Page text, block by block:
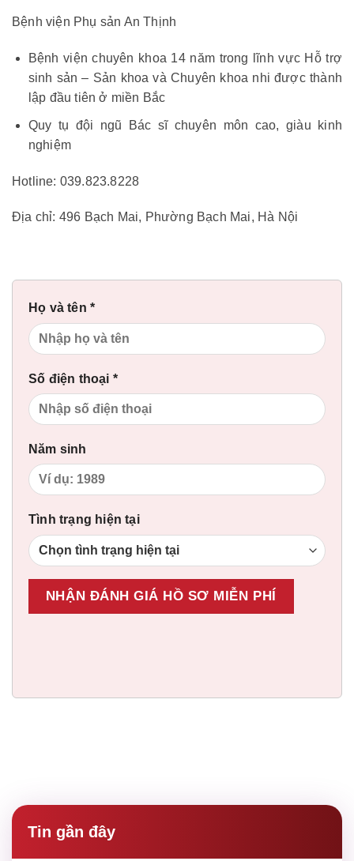
Bệnh viện Phụ sản An Thịnh
Bệnh viện chuyên khoa 14 năm trong lĩnh vực Hỗ trợ
sinh sản – Sản khoa và Chuyên khoa nhi được thành
lập đầu tiên ở miền Bắc
Quy tụ đội ngũ Bác sĩ chuyên môn cao, giàu kinh
nghiệm
Hotline: 039.823.8228
Địa chỉ: 496 Bạch Mai, Phường Bạch Mai, Hà Nội
Họ và tên *
Số điện thoại *
Năm sinh
Tình trạng hiện tại
Tin gần đây